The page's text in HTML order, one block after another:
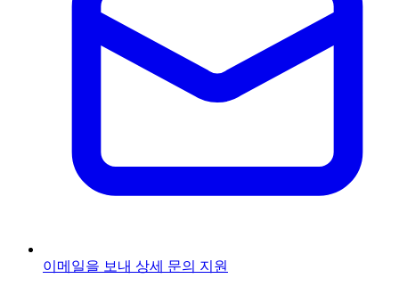
이메일을 보내 상세 문의 지원